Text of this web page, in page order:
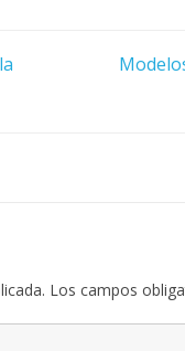
Los campos